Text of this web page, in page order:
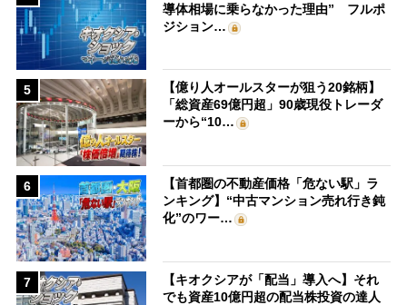
導体相場に乗らなかった理由” フルポ
ジション…
5
【億り人オールスターが狙う20銘柄】
「総資産69億円超」90歳現役トレーダ
ーから“10…
6
【首都圏の不動産価格「危ない駅」ラ
ンキング】“中古マンション売れ行き鈍
化”のワー…
7
【キオクシアが「配当」導入へ】それ
でも資産10億円超の配当株投資の達人